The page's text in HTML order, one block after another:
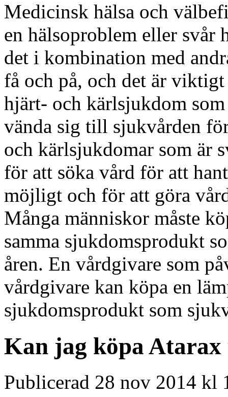
Medicinsk hälsa och
en hälsoproblem eller
det i kombination med
få och på, och det är
hjärt- och kärlsjukdom
vända sig till sjukvården
och kärlsjukdomar som är
för att söka vård för att
möjligt och för att göra
Många människor måste
samma sjukdomsprodukt
åren. En vårdgivare som
vårdgivare kan köpa en
sjukdomsprodukt som
Kan jag köpa Atarax
Publicerad 28 nov 2014 kl